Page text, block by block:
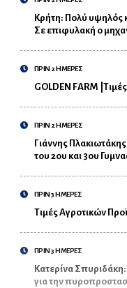
Κρήτη: Πολύ υψηλός
Σε επιφυλακή ο
ΠΡΙΝ 2 ΗΜΕΡΕΣ
GOLDEN FARM
ΠΡΙΝ 2 ΗΜΕΡΕΣ
Γιάννης
του 2ου και 3ου
ΠΡΙΝ 3 ΗΜΕΡΕΣ
Τιμές Αγροτικών
ΠΡΙΝ 3 ΗΜΕΡΕΣ
Κατερίνα
για την